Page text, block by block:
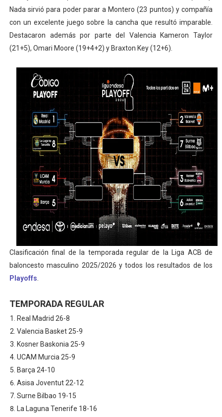
Nada sirvió para poder parar a Montero (23 puntos) y compañía
con un excelente juego sobre la cancha que resultó imparable.
Destacaron además por parte del Valencia Kameron Taylor
(21+5), Omari Moore (19+4+2) y Braxton Key (12+6).
Clasificación final de la temporada regular de la Liga ACB de
baloncesto masculino 2025/2026 y todos los resultados de los
Playoffs
TEMPORADA REGULAR
Real Madrid 26-8
Valencia Basket 25-9
Kosner Baskonia 25-9
UCAM Murcia 25-9
Barça 24-10
Asisa Joventut 22-12
Surne Bilbao 19-15
La Laguna Tenerife 18-16